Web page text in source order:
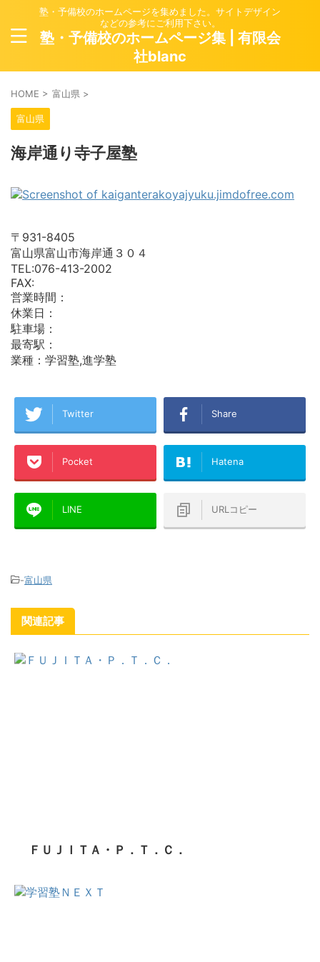
塾・予備校のホームページを集めました。サイトデザイン
などの参考にご利用下さい。
塾・予備校のホームページ集 | 有限会
社blanc
HOME > 富山県 >
富山県
海岸通り寺子屋塾
〒931-8405
富山県富山市海岸通３０４
TEL:076-413-2002
FAX:
営業時間：
休業日：
駐車場：
最寄駅：
業種：学習塾,進学塾
Twitter Share
Pocket Hatena
LINE URLコピー
-富山県
関連記事
ＦＵＪＩＴＡ・Ｐ．Ｔ．Ｃ．